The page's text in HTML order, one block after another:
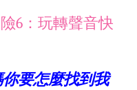
6：玩轉聲音快
要怎麼找到我